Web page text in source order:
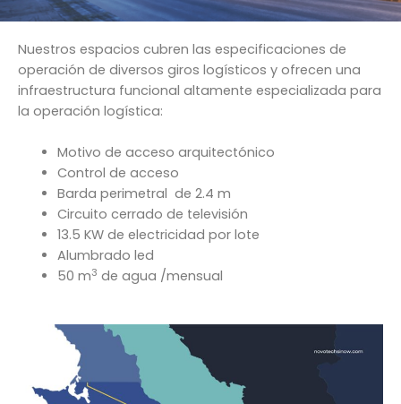
Nuestros espacios cubren las especificaciones de
operación de diversos giros logísticos y ofrecen una
infraestructura funcional altamente especializada para
la operación logística:
Motivo de acceso arquitectónico
Control de acceso
Barda perimetral de 2.4 m
Circuito cerrado de televisión
13.5 KW de electricidad por lote
Alumbrado led
50 m3 de agua /mensual